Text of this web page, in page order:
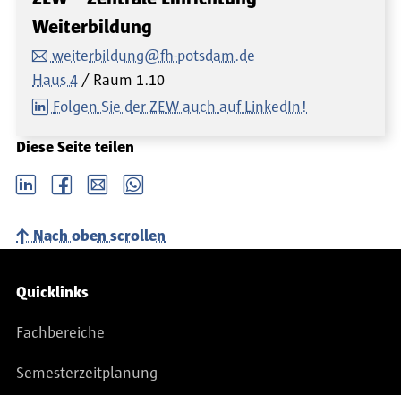
Weiterbildung
weiterbildung@fh-potsdam.de
Haus 4
Raum 1.10
Folgen Sie der ZEW auch auf LinkedIn!
Diese Seite teilen
LinkedIn Facebook email Whatsapp
Nach oben scrollen
Service-Navigation
Quicklinks
Fachbereiche
Semesterzeitplanung